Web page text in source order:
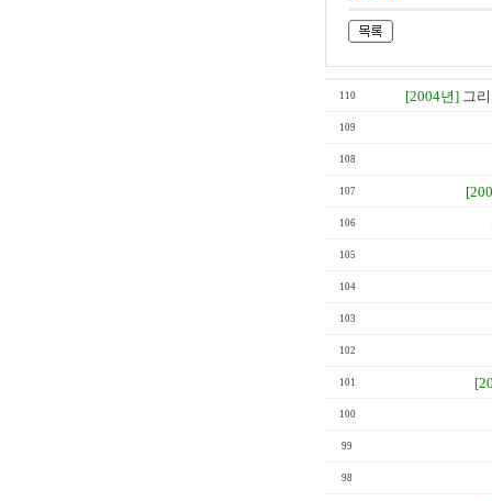
110 [2004년] 그
109
108
107
106
105
104
103
102
101
100
99
98